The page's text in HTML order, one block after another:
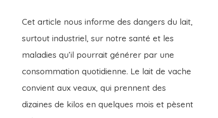
Cet article nous informe des dangers du lait,
surtout industriel, sur notre santé et les
maladies qu’il pourrait générer par une
consommation quotidienne. Le lait de vache
convient aux veaux, qui prennent des
dizaines de kilos en quelques mois et pèsent